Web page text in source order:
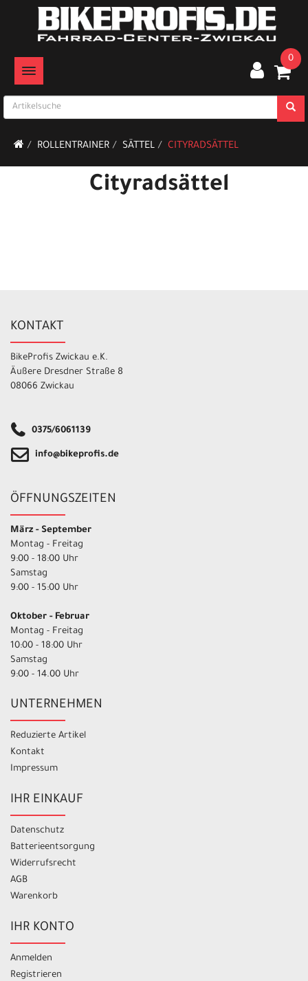
TOGGLE NAVIGATION
0
ROLLENTRAINER SÄTTEL CITYRADSÄTTEL
Cityradsättel
KONTAKT
BikeProfis Zwickau e.K.
Äußere Dresdner Straße 8
08066 Zwickau
0375/6061139
info@bikeprofis.de
ÖFFNUNGSZEITEN
März - September
Montag - Freitag
9:00 - 18:00 Uhr
Samstag
9:00 - 15:00 Uhr
Oktober - Februar
Montag - Freitag
10:00 - 18:00 Uhr
Samstag
9:00 - 14.00 Uhr
UNTERNEHMEN
Reduzierte Artikel
Kontakt
Impressum
IHR EINKAUF
Datenschutz
Batterieentsorgung
Widerrufsrecht
AGB
Warenkorb
IHR KONTO
Anmelden
Registrieren